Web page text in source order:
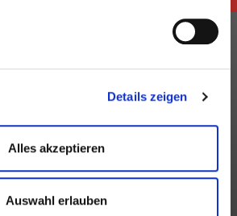
Details zeigen
Alles akzeptieren
Auswahl erlauben
e.V.
Main